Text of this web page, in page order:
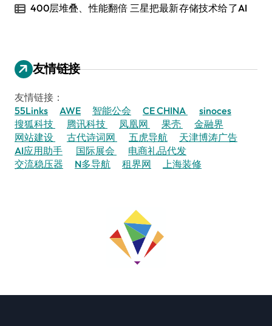
400层堆叠、性能翻倍 三星把最新存储技术给了AI
友情链接
友情链接：
55Links
AWE 智能公会 CE CHINA
sinoces
搜狐科技
腾讯科技 凤凰网 果壳
金融界
网站建设
古代诗词网 五虎导航
天津博涛广告
AI应用助手
国际展会
电商礼品代发
交流稳压器
N多导航 租界网 上海装修